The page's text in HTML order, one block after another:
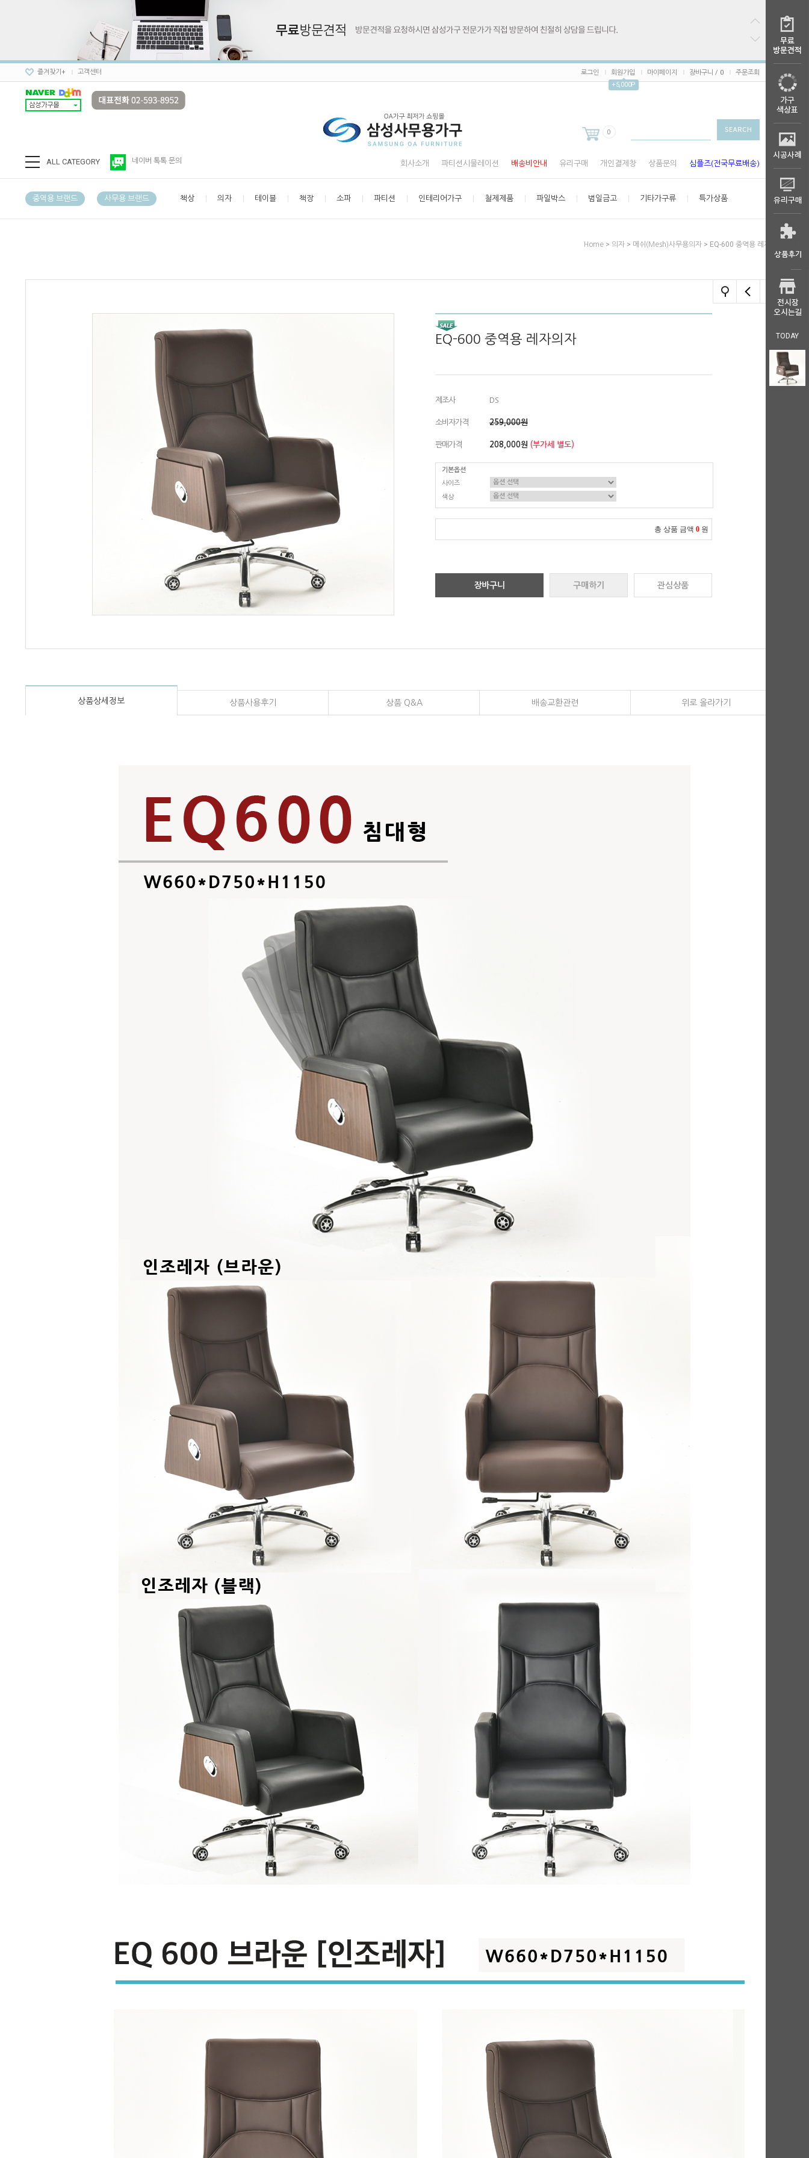
TODAY
즐겨찾기+ 고객센터 로그인
회원가입
+5,000P
마이페이지 장바구니 / 0 주문조회
ALL CATEGORY 네이버 톡톡 문의 회사소개 파티션시물레이션 배송비안내 유리구매 개인결제창 상품문의 심플즈(전국무료배송)
0
중역용 브랜드 사무용 브랜드 책상 의자 테이블 책장 소파 파티션 인테리어가구 철제제품 파일박스 범일금고 기타가구류 특가상품
Home > 의자 > 메쉬(Mesh)사무용의자 > EQ-600 중역용 레자의자
EQ-600 중역용 레자의자
제조사 DS
소비자가격 259,000원
판매가격 208,000원 (부가세 별도)
기본옵션
사이즈
색상
총 상품 금액 0 원
장바구니 구매하기 관심상품
상품상세정보 상품사용후기 상품 Q&A 배송교환관련 위로 올라가기